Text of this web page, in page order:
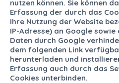
nutzen können. Sie können
Erfassung der durch das
Ihre Nutzung der Website
IP-Adresse) an Google
Daten durch Google
dem folgenden Link
herunterladen und
Erfassung auch durch das
Cookies unterbinden.